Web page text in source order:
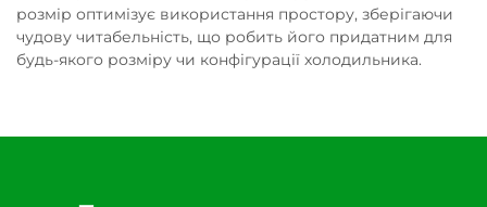
розмір оптимізує використання простору, зберігаючи
чудову читабельність, що робить його придатним для
будь-якого розміру чи конфігурації холодильника.